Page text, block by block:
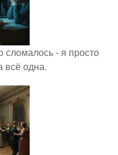
сломалось - я просто
всё одна.